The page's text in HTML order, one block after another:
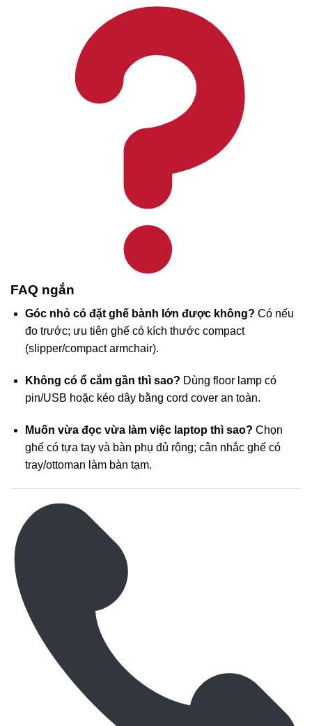
FAQ ngắn
Góc nhỏ có đặt ghế bành lớn được không? Có nếu
đo trước; ưu tiên ghế có kích thước compact
(slipper/compact armchair).
Không có ổ cắm gần thì sao? Dùng floor lamp có
pin/USB hoặc kéo dây bằng cord cover an toàn.
Muốn vừa đọc vừa làm việc laptop thì sao? Chọn
ghế có tựa tay và bàn phụ đủ rộng; cân nhắc ghế có
tray/ottoman làm bàn tạm.